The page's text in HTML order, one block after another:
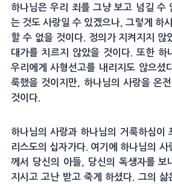
하나님은 우리 죄를 그냥 보고 넘길 수
는 것도 사랑일 수 있겠으나, 그렇게 하
할 수 없을 것이다. 정의가 지켜지지 않
대가를 치르지 않았을 것이다. 또한 하
우리에게 사형선고를 내리지도 않으셨
룩했을 것이지만, 하나님의 사랑을 온
것이다.
하나님의 사랑과 하나님의 거룩하심이
리스도의 십자가다. 여기에 하나님의 사
께서 당신의 아들, 당신의 독생자를 보
지시고 고난 받고 죽게 하셨다. 그의 삶